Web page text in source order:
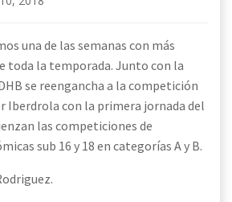
una de las semanas con más
toda la temporada. Junto con la
se reengancha a la competición
Iberdrola con la primera jornada del
las competiciones de
sub 16 y 18 en categorías A y B.